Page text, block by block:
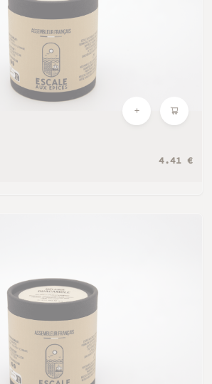
4.41 €